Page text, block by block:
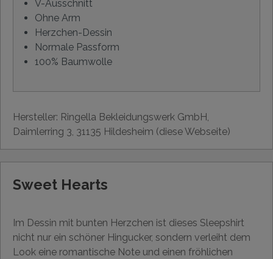
V-Ausschnitt
Ohne Arm
Herzchen-Dessin
Normale Passform
100% Baumwolle
Hersteller: Ringella Bekleidungswerk GmbH,
Daimlerring 3, 31135 Hildesheim (diese Webseite)
Sweet Hearts
Im Dessin mit bunten Herzchen ist dieses Sleepshirt
nicht nur ein schöner Hingucker, sondern verleiht dem
Look eine romantische Note und einen fröhlichen